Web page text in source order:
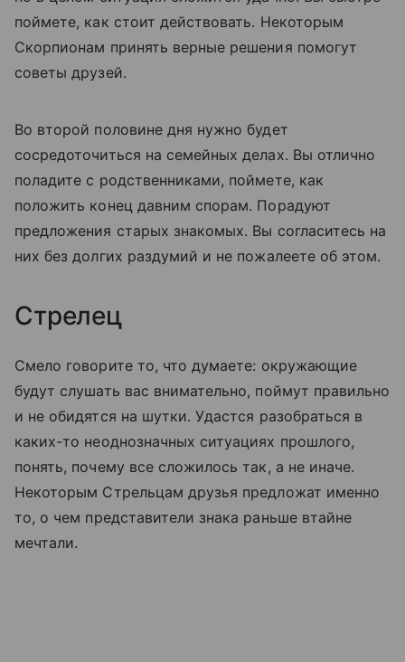
поймете, как стоит действовать. Некоторым
Скорпионам принять верные решения помогут
советы друзей.
Во второй половине дня нужно будет
сосредоточиться на семейных делах. Вы отлично
поладите с родственниками, поймете, как
положить конец давним спорам. Порадуют
предложения старых знакомых. Вы согласитесь на
них без долгих раздумий и не пожалеете об этом.
Стрелец
Смело говорите то, что думаете: окружающие
будут слушать вас внимательно, поймут правильно
и не обидятся на шутки. Удастся разобраться в
каких-то неоднозначных ситуациях прошлого,
понять, почему все сложилось так, а не иначе.
Некоторым Стрельцам друзья предложат именно
то, о чем представители знака раньше втайне
мечтали.